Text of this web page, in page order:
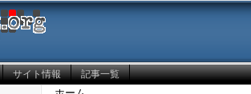
サイト情報 記事一覧